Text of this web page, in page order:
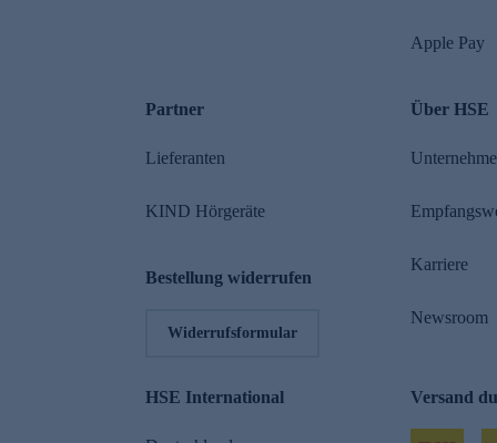
Apple Pay
Partner
Lieferanten
KIND Hörgeräte
Bestellung widerrufen
Widerrufsformular
Über HSE
Karriere
Newsroom
HSE International Versand